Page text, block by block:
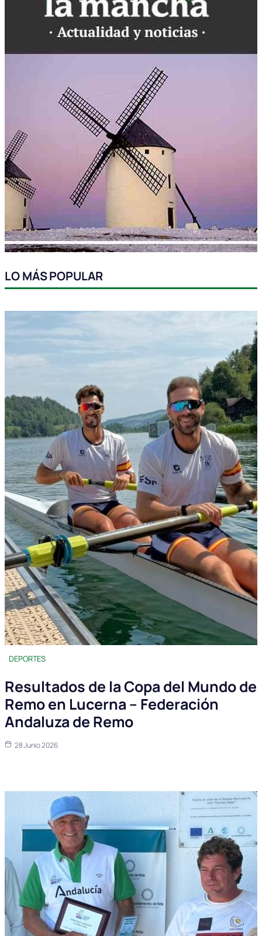
LO MÁS POPULAR
DEPORTES
Resultados de la Copa del Mundo de
Remo en Lucerna – Federación
Andaluza de Remo
28 Junio 2026